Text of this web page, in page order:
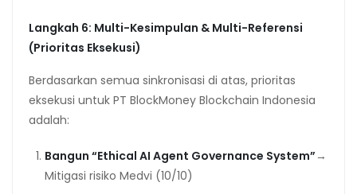
Langkah 6: Multi-Kesimpulan & Multi-Referensi
(Prioritas Eksekusi)
Berdasarkan semua sinkronisasi di atas, prioritas
eksekusi untuk PT BlockMoney Blockchain Indonesia
adalah:
Bangun “Ethical AI Agent Governance System” →
Mitigasi risiko Medvi (10/10)